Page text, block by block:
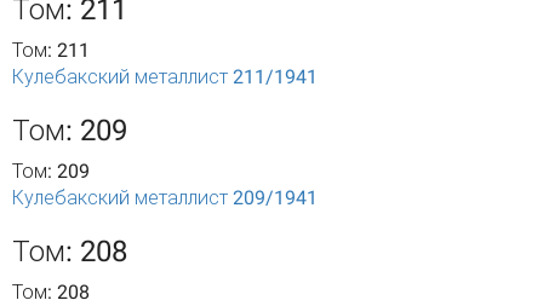
Том: 211
Том: 211
Кулебакский металлист 211/1941
Том: 209
Том: 209
Кулебакский металлист 209/1941
Том: 208
Том: 208